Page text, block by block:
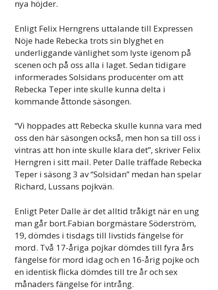
nya höjder.
Enligt Felix Herngrens uttalande till Expressen
Nöje hade Rebecka trots sin blyghet en
underliggande vänlighet som lyste igenom på
scenen och på oss alla i laget. Sedan tidigare
informerades Solsidans producenter om att
Rebecka Teper inte skulle kunna delta i
kommande åttonde säsongen.
“Vi hoppades att Rebecka skulle kunna vara med
oss den här säsongen också, men hon sa till oss i
vintras att hon inte skulle klara det”, skriver Felix
Herngren i sitt mail. Peter Dalle träffade Rebecka
Teper i säsong 3 av “Solsidan” medan han spelar
Richard, Lussans pojkvän.
Enligt Peter Dalle är det alltid tråkigt när en ung
man går bort.Fabian borgmästare Söderström,
19, dömdes i tisdags till livstids fängelse för
mord. Två 17-åriga pojkar dömdes till fyra års
fängelse för mord idag och en 16-årig pojke och
en identisk flicka dömdes till tre år och sex
månaders fängelse för intrång.